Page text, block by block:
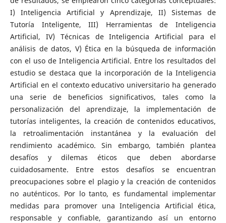
I) Inteligencia Artificial y Aprendizaje, II) Sistemas de
Tutoría Inteligente, III) Herramientas de Inteligencia
Artificial, IV) Técnicas de Inteligencia Artificial para el
análisis de datos, V) Ética en la búsqueda de información
con el uso de Inteligencia Artificial. Entre los resultados del
estudio se destaca que la incorporación de la Inteligencia
Artificial en el contexto educativo universitario ha generado
una serie de beneficios significativos, tales como la
personalización del aprendizaje, la implementación de
tutorías inteligentes, la creación de contenidos educativos,
la retroalimentación instantánea y la evaluación del
rendimiento académico. Sin embargo, también plantea
desafíos y dilemas éticos que deben abordarse
cuidadosamente. Entre estos desafíos se encuentran
preocupaciones sobre el plagio y la creación de contenidos
no auténticos. Por lo tanto, es fundamental implementar
medidas para promover una Inteligencia Artificial ética,
responsable y confiable, garantizando así un entorno